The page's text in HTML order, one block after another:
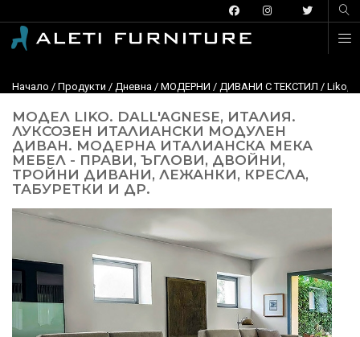
Начало / Продукти / Дневна / МОДЕРНИ / ДИВАНИ С ТЕКСТИЛ / Liko,
МОДЕЛ LIKO. DALL'AGNESE, ИТАЛИЯ.
ЛУКСОЗЕН ИТАЛИАНСКИ МОДУЛЕН
ДИВАН. МОДЕРНА ИТАЛИАНСКА МЕКА
МЕБЕЛ - ПРАВИ, ЪГЛОВИ, ДВОЙНИ,
ТРОЙНИ ДИВАНИ, ЛЕЖАНКИ, КРЕСЛА,
ТАБУРЕТКИ И ДР.